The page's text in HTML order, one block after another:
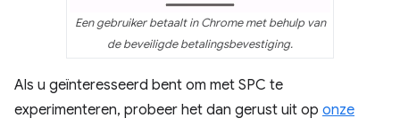
Een gebruiker betaalt in Chrome met behulp van
de beveiligde betalingsbevestiging.
Als u geïnteresseerd bent om met SPC te
experimenteren, probeer het dan gerust uit op onze